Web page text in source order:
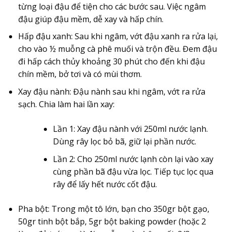
từng loại đậu để tiện cho các bước sau. Việc ngâm
đậu giúp đậu mềm, dễ xay và hấp chín.
Hấp đậu xanh: Sau khi ngâm, vớt đậu xanh ra rửa lại,
cho vào ½ muỗng cà phê muối và trộn đều. Đem đậu
đi hấp cách thủy khoảng 30 phút cho đến khi đậu
chín mềm, bở tơi và có mùi thơm.
Xay đậu nành: Đậu nành sau khi ngâm, vớt ra rửa
sạch. Chia làm hai lần xay:
Lần 1: Xay đậu nành với 250ml nước lạnh.
Dùng rây lọc bỏ bã, giữ lại phần nước.
Lần 2: Cho 250ml nước lạnh còn lại vào xay
cùng phần bã đậu vừa lọc. Tiếp tục lọc qua
rây để lấy hết nước cốt đậu.
Pha bột: Trong một tô lớn, bạn cho 350gr bột gạo,
50gr tinh bột bắp, 5gr bột baking powder (hoặc 2